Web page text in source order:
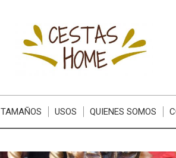
TAMAÑOS USOS QUIENES SOMOS